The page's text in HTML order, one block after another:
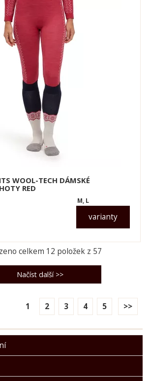
WOOL-TECH DÁMSKÉ
RED
varianty
M, L
celkem 12 položek z 57
1 2 3 4 5 >>